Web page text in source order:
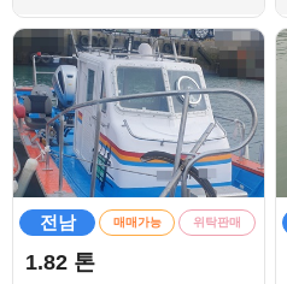
전남 매매가능 위탁판매
1.82 톤